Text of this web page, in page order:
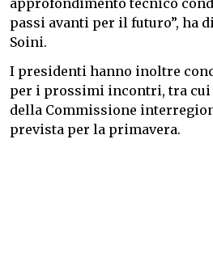
approfondimento tecnico
passi avanti per il futuro”, ha
Soini.
I presidenti hanno inoltre
per i prossimi incontri, tra
della Commissione
prevista per la primavera.